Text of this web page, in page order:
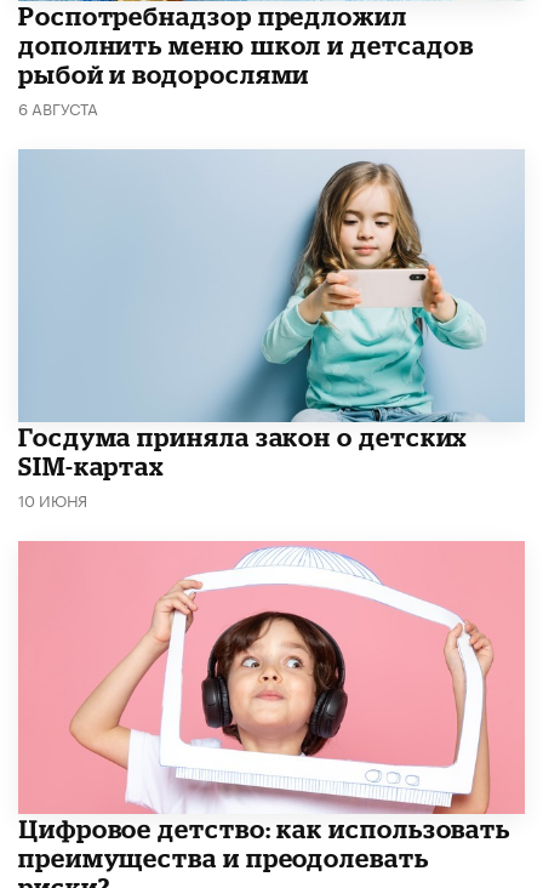
Роспотребнадзор предложил
дополнить меню школ и детсадов
рыбой и водорослями
6 АВГУСТА
Госдума приняла закон о детских
SIM-картах
10 ИЮНЯ
​Цифровое детство: как использовать
преимущества и преодолевать